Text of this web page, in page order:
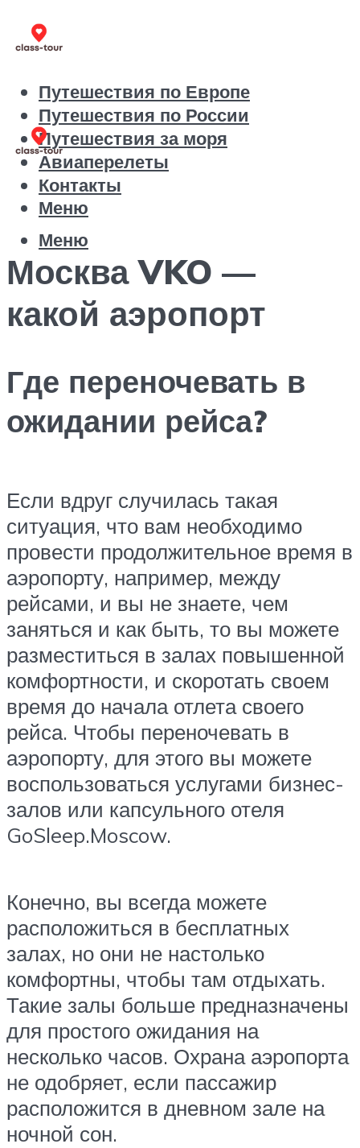
Путешествия по Европе
Путешествия по России
Путешествия за моря
Авиаперелеты
Контакты
Меню
Меню
Москва VKO —
какой аэропорт
Где переночевать в
ожидании рейса?
Если вдруг случилась такая
ситуация, что вам необходимо
провести продолжительное время в
аэропорту, например, между
рейсами, и вы не знаете, чем
заняться и как быть, то вы можете
разместиться в залах повышенной
комфортности, и скоротать своем
время до начала отлета своего
рейса. Чтобы переночевать в
аэропорту, для этого вы можете
воспользоваться услугами бизнес-
залов или капсульного отеля
GoSleep.Moscow.
Конечно, вы всегда можете
расположиться в бесплатных
залах, но они не настолько
комфортны, чтобы там отдыхать.
Такие залы больше предназначены
для простого ожидания на
несколько часов. Охрана аэропорта
не одобряет, если пассажир
расположится в дневном зале на
ночной сон.